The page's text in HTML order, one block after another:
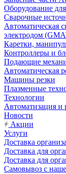
Оборудование
Сварочные
Автоматическая
электродом
Каретки,
Контроллеры и
Подающие
Автоматическая
Машины резки
Плазменные
Технологии
Автоматизация и
Новости
Акции
Услуги
Доставка
Доставка для
Доставка для
Самовывоз с